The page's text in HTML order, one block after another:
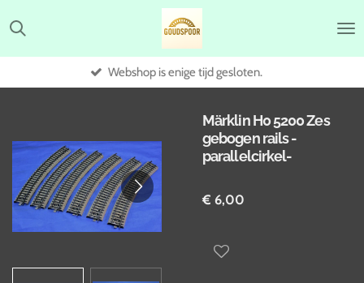
direct
hoofdinhoud
Webshop is enige tijd gesloten.
Märklin H0 5200 Zes
gebogen rails -
parallelcirkel-
€ 6,00